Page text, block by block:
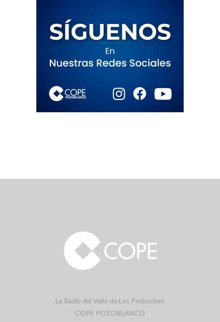
La Radio del Valle de Los Pedroches
COPE POZOBLANCO